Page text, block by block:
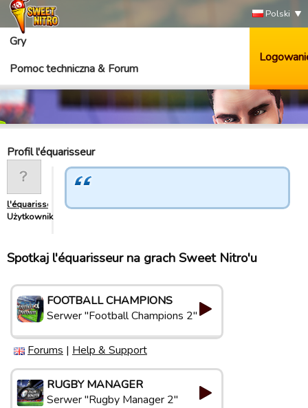
Polski
Gry
Pomoc techniczna & Forum
Profil l'équarisseur
l'équarisseur
Użytkownik
Spotkaj l'équarisseur na grach Sweet Nitro'u
FOOTBALL CHAMPIONS
Serwer "Football Champions 2"
Forums | Help & Support
RUGBY MANAGER
Serwer "Rugby Manager 2"